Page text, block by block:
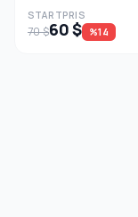
STARTPRIS
70 $60 $ %14